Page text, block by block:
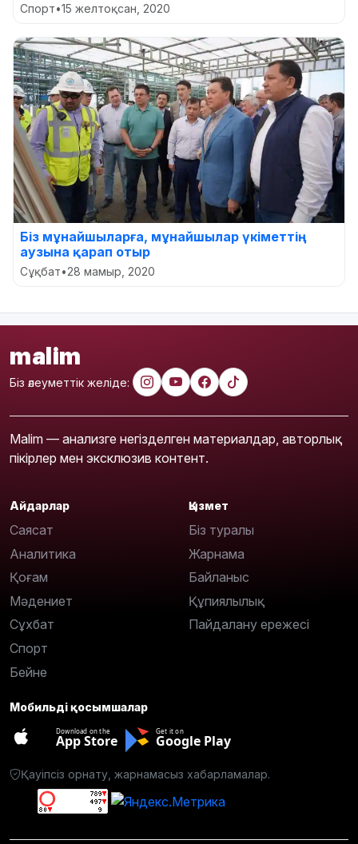
Спорт•15 желтоқсан, 2020
Біз мұнайшыларға, мұнайшылар үкіметтің
аузына қарап отыр
Сұқбат•28 мамыр, 2020
malim
Біз әлеуметтік желіде:
Malim — анализге негізделген материалдар, авторлық
пікірлер мен эксклюзив контент.
Айдарлар
Саясат
Аналитика
Қоғам
Мәдениет
Сұхбат
Спорт
Бейне
Қызмет
Біз туралы
Жарнама
Байланыс
Құпиялылық
Пайдалану ережесі
Мобильді қосымшалар
Download on the
App Store
Get it on
Google Play
Қауіпсіз орнату, жарнамасыз хабарламалар.